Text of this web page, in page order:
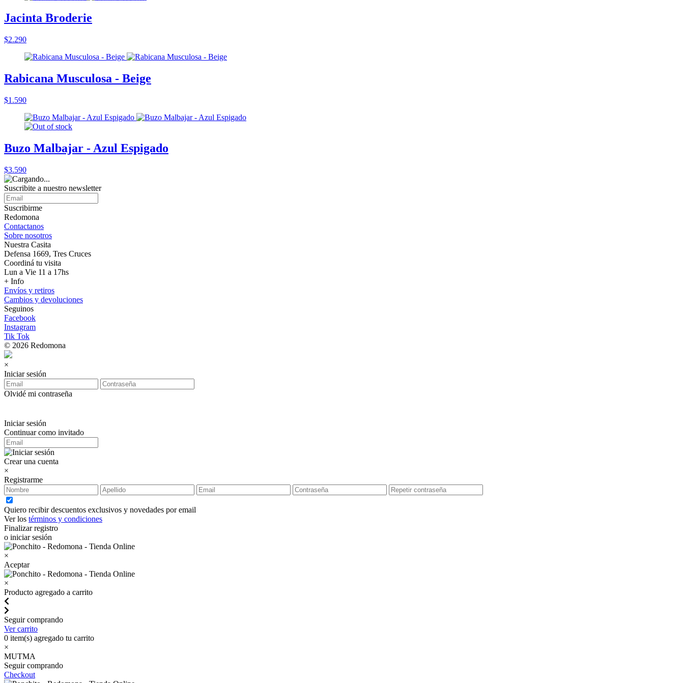
Jacinta Broderie
$2.290
Rabicana Musculosa - Beige
$1.590
Buzo Malbajar - Azul Espigado
$3.590
Suscribite a nuestro newsletter
Suscribirme
Redomona
Contactanos
Sobre nosotros
Nuestra Casita
Defensa 1669, Tres Cruces
Coordiná tu visita
Lun a Vie 11 a 17hs
+ Info
Envíos y retiros
Cambios y devoluciones
Seguinos
Facebook
Instagram
Tik Tok
© 2026 Redomona
×
Iniciar sesión
Olvidé mi contraseña
Iniciar sesión
Continuar como invitado
Crear una cuenta
×
Registrarme
Quiero recibir descuentos exclusivos y novedades por email
Ver los términos y condiciones
Finalizar registro
o iniciar sesión
×
Aceptar
×
Producto agregado a carrito
Seguir comprando
Ver carrito
0 item(s) agregado tu carrito
×
MUTMA
Seguir comprando
Checkout